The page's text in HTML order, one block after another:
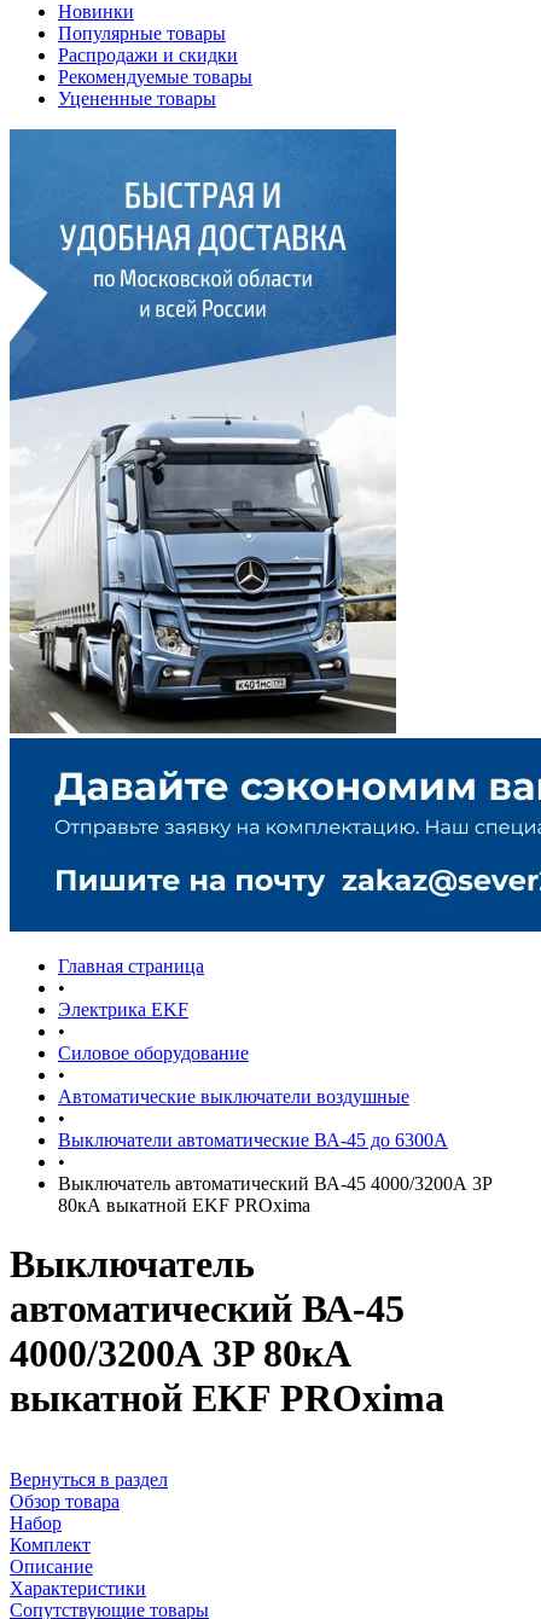
Новинки
Популярные товары
Распродажи и скидки
Рекомендуемые товары
Уцененные товары
Главная страница
•
Электрика EKF
•
Силовое оборудование
•
Автоматические выключатели воздушные
•
Выключатели автоматические ВА-45 до 6300А
•
Выключатель автоматический ВА-45 4000/3200А 3P
80кА выкатной EKF PROxima
Выключатель
автоматический ВА-45
4000/3200А 3P 80кА
выкатной EKF PROxima
Вернуться в раздел
Обзор товара
Набор
Комплект
Описание
Характеристики
Сопутствующие товары